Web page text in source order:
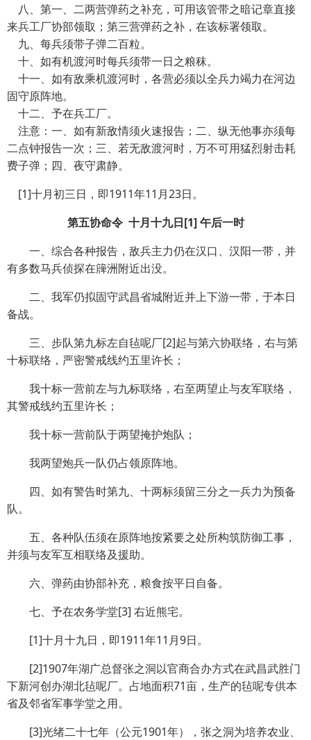
八、第一、二两营弹药之补充，可用该管带之暗记章直接
来兵工厂协部领取；第三营弹药之补，在该标署领取。
九、每兵须带子弹二百粒。
十、如有机渡河时每兵须带一日之粮秣。
十一、如有敌乘机渡河时，各营必须以全兵力竭力在河边
固守原阵地。
十二、予在兵工厂。
注意：一、如有新敌情须火速报告；二、纵无他事亦须每
二点钟报告一次；三、若无敌渡河时，万不可用猛烈射击耗
费子弹；四、夜守肃静。
[1]十月初三日，即1911年11月23日。
第五协命令 十月十九日[1] 午后一时
一、综合各种报告，敌兵主力仍在汉口、汉阳一带，并
有多数马兵侦探在簰洲附近出没。
二、我军仍拟固守武昌省城附近并上下游一带，于本日
备战。
三、步队第九标左自毡呢厂[2]起与第六协联络，右与第
十标联络，严密警戒线约五里许长；
我十标一营前左与九标联络，右至两望止与友军联络，
其警戒线约五里许长；
我十标一营前队于两望掩护炮队；
我两望炮兵一队仍占领原阵地。
四、如有警告时第九、十两标须留三分之一兵力为预备
队。
五、各种队伍须在原阵地按紧要之处所构筑防御工事，
并须与友军互相联络及援助。
六、弹药由协部补充，粮食按平日自备。
七、予在农务学堂[3] 右近熊宅。
[1]十月十九日，即1911年11月9日。
[2]1907年湖广总督张之洞以官商合办方式在武昌武胜门
下新河创办湖北毡呢厂。占地面积71亩，生产的毡呢专供本
省及邻省军事学堂之用。
[3]光绪二十七年（公元1901年），张之洞为培养农业、